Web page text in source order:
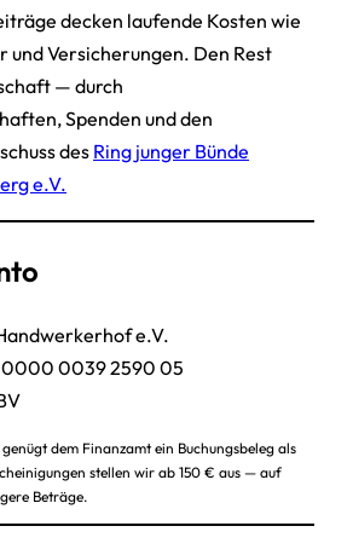
decken laufende Kosten wie
und Versicherungen. Den Rest
— durch
Spenden und den
des Ring junger Bünde
e.V.
e.V.
0000 0039 2590 05
dem Finanzamt ein Buchungsbeleg als
stellen wir ab 150 € aus — auf
Beträge.